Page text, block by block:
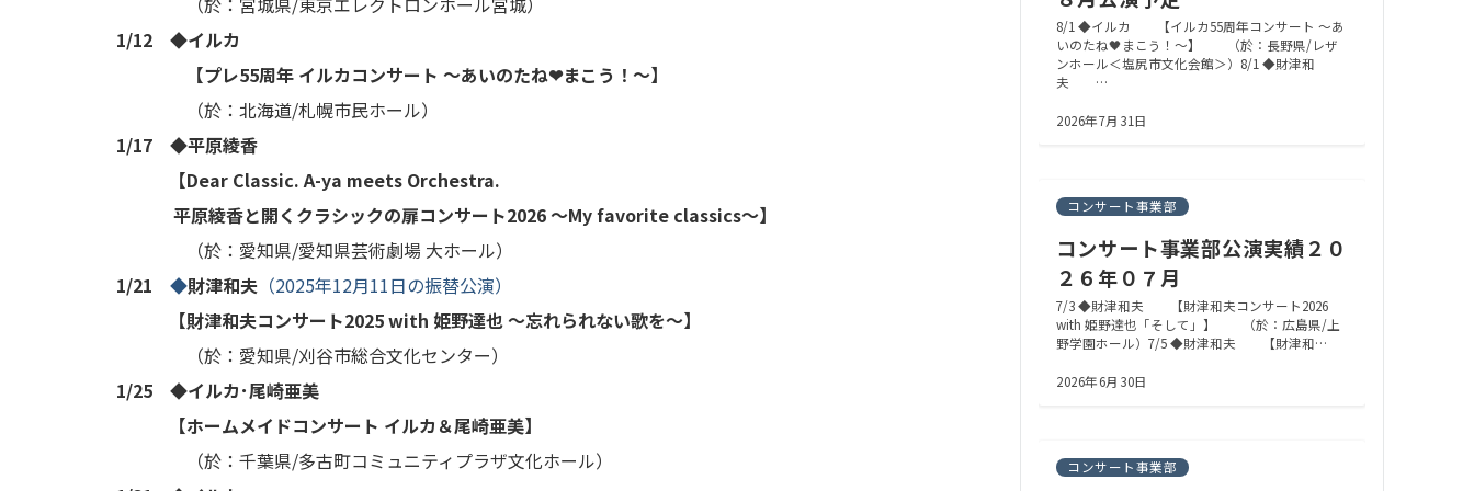
1/12 ◆イルカ
【プレ55周年 イルカコンサート ～あいのたね❤まこう！～】
（於：北海道/札幌市民ホール）
1/17 ◆平原綾香
【Dear Classic. A-ya meets Orchestra.
平原綾香と開くクラシックの扉コンサート2026 ～My favorite classics～】
（於：愛知県/愛知県芸術劇場 大ホール）
1/21 ◆財津和夫 （2025年12月11日の振替公演）
【財津和夫コンサート2025 with 姫野達也 ～忘れられない歌を～】
（於：愛知県/刈谷市総合文化センター）
1/25 ◆イルカ･尾崎亜美
【ホームメイドコンサート イルカ＆尾崎亜美】
（於：千葉県/多古町コミュニティプラザ文化ホール）
8/1 ◆イルカ 【イルカ55周年コンサート ～あ
いのたね🖤まこう！～】 （於：長野県/レザ
ンホール＜塩尻市文化会館＞）8/1 ◆財津和
夫 …
2026年7月31日
コンサート事業部
コンサート事業部公演実績２０
２６年０７月
7/3 ◆財津和夫 【財津和夫コンサート2026
with 姫野達也「そして」】 （於：広島県/上
野学園ホール）7/5 ◆財津和夫 【財津和…
2026年6月30日
コンサート事業部